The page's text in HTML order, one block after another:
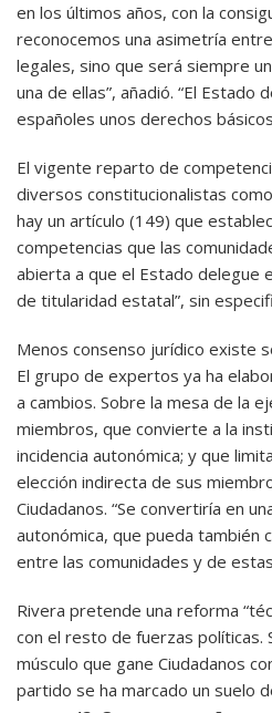
en los últimos años, con la
reconocemos una asimetría
legales, sino que será siempre
una de ellas”, añadió. “El
españoles unos derechos
El vigente reparto de
diversos constitucionalistas
hay un artículo (149) que
competencias que las
abierta a que el Estado delegue
de titularidad estatal”, sin
Menos consenso jurídico existe
El grupo de expertos ya ha
a cambios. Sobre la mesa de la
miembros, que convierte a la
incidencia autonómica; y que
elección indirecta de sus
Ciudadanos. “Se convertiría en
autonómica, que pueda también
entre las comunidades y de
Rivera pretende una reforma
con el resto de fuerzas políticas.
músculo que gane Ciudadanos
partido se ha marcado un suelo